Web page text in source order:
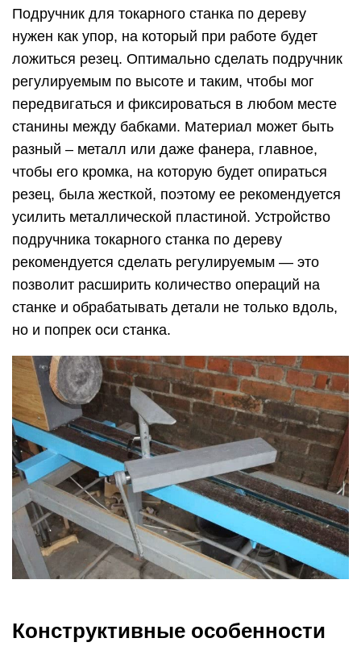
Подручник для токарного станка по дереву
нужен как упор, на который при работе будет
ложиться резец. Оптимально сделать подручник
регулируемым по высоте и таким, чтобы мог
передвигаться и фиксироваться в любом месте
станины между бабками. Материал может быть
разный – металл или даже фанера, главное,
чтобы его кромка, на которую будет опираться
резец, была жесткой, поэтому ее рекомендуется
усилить металлической пластиной. Устройство
подручника токарного станка по дереву
рекомендуется сделать регулируемым — это
позволит расширить количество операций на
станке и обрабатывать детали не только вдоль,
но и попрек оси станка.
Конструктивные особенности